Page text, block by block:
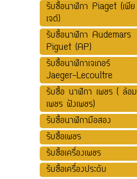
รับซื้อนาฬิกา Piaget (เพีย
เจต์)
รับซื้อนาฬิกา Audemars
Piguet (AP)
รับซื้อนาฬิกาเจเกอร์
Jaeger-Lecoultre
รับซื้อ นาฬิกา เพชร ( ล้อม
เพชร ฝังเพชร)
รับซื้อนาฬิกามือสอง
รับซื้อเพชร
รับซื้อเครื่องเพชร
รับซื้อเครื่องประดับ